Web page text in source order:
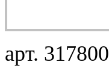
арт. 317800